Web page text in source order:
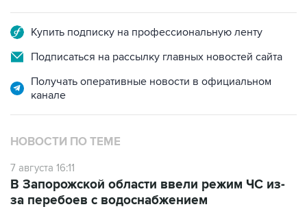
Купить подписку на профессиональную ленту
Подписаться на рассылку главных новостей сайта
Получать оперативные новости в официальном
канале
НОВОСТИ ПО ТЕМЕ
7 августа 16:11
В Запорожской области ввели режим ЧС из-
за перебоев с водоснабжением